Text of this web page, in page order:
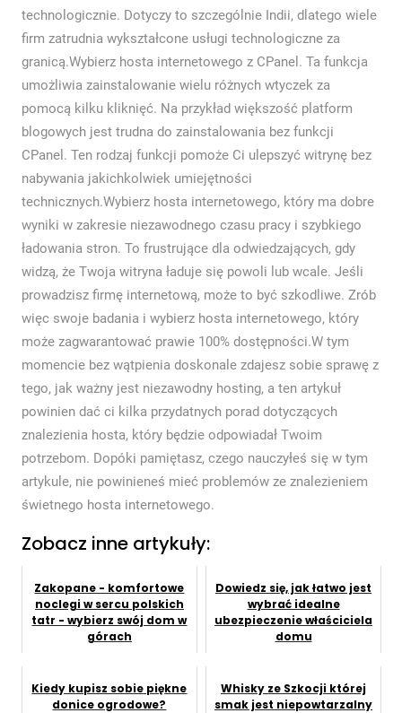
technologicznie. Dotyczy to szczególnie Indii, dlatego wiele
firm zatrudnia wykształcone usługi technologiczne za
granicą.Wybierz hosta internetowego z CPanel. Ta funkcja
umożliwia zainstalowanie wielu różnych wtyczek za
pomocą kilku kliknięć. Na przykład większość platform
blogowych jest trudna do zainstalowania bez funkcji
CPanel. Ten rodzaj funkcji pomoże Ci ulepszyć witrynę bez
nabywania jakichkolwiek umiejętności
technicznych.Wybierz hosta internetowego, który ma dobre
wyniki w zakresie niezawodnego czasu pracy i szybkiego
ładowania stron. To frustrujące dla odwiedzających, gdy
widzą, że Twoja witryna ładuje się powoli lub wcale. Jeśli
prowadzisz firmę internetową, może to być szkodliwe. Zrób
więc swoje badania i wybierz hosta internetowego, który
może zagwarantować prawie 100% dostępności.W tym
momencie bez wątpienia doskonale zdajesz sobie sprawę z
tego, jak ważny jest niezawodny hosting, a ten artykuł
powinien dać ci kilka przydatnych porad dotyczących
znalezienia hosta, który będzie odpowiadał Twoim
potrzebom. Dopóki pamiętasz, czego nauczyłeś się w tym
artykule, nie powinieneś mieć problemów ze znalezieniem
świetnego hosta internetowego.
Zobacz inne artykuły:
Zakopane - komfortowe
noclegi w sercu polskich
tatr - wybierz swój dom w
górach
Dowiedz się, jak łatwo jest
wybrać idealne
ubezpieczenie właściciela
domu
Kiedy kupisz sobie piękne
donice ogrodowe?
Whisky ze Szkocji której
smak jest niepowtarzalny